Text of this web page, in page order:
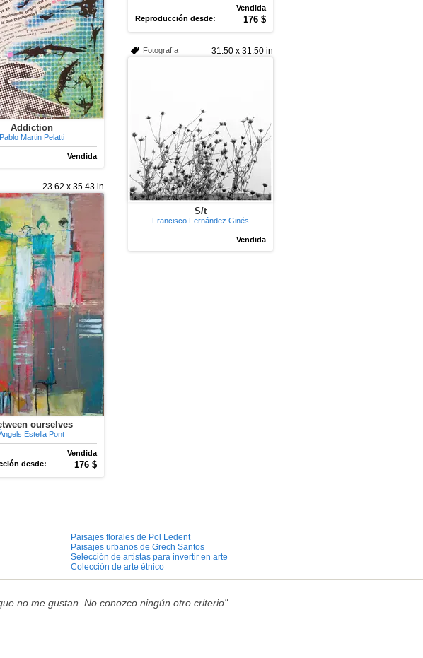
Addiction
Pablo Martin Pelatti
Vendida
Vendida
Reproducción desde:
176 $
31.50 x 31.50 in
Fotografía
S/t
Francisco Fernández Ginés
Vendida
23.62 x 35.43 in
ourselves
Estella Pont
Vendida
desde:
176 $
Paisajes florales de Pol Ledent
Paisajes urbanos de Grech Santos
Selección de artistas para invertir en arte
Colección de arte étnico
no me gustan. No conozco ningún otro criterio"